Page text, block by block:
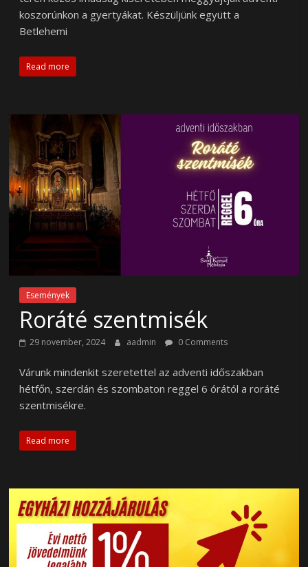
koszorúnkon a gyertyákat. Készüljünk együtt a
Betlehemi
Read more
Események
Roráté szentmisék
29 november, 2024 aadmin 0 Comments
Várunk mindenkit szeretettel az adventi időszakban
hétfőn, szerdán és szombaton reggel 6 órától a roráté
szentmisékre.
Read more